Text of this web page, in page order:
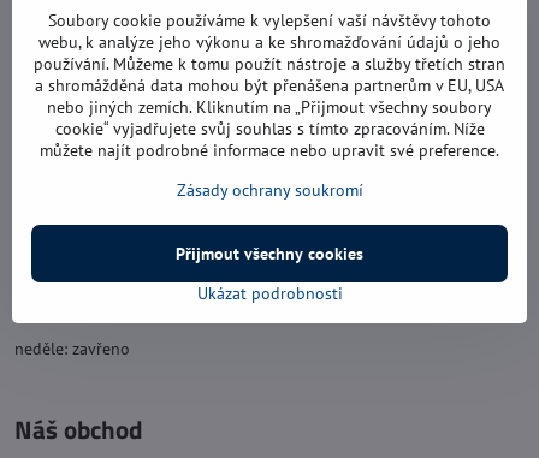
Navštivte nás
Otevírací doba:
pondělí: 8:00 - 16:00
pátek: 8:00 - 16:00
neděle: zavřeno
Náš obchod
Soubory cookie používáme k vylepšení vaší návštěvy tohoto
webu, k analýze jeho výkonu a ke shromažďování údajů o jeho
používání. Můžeme k tomu použít nástroje a služby třetích stran
a shromážděná data mohou být přenášena partnerům v EU, USA
nebo jiných zemích. Kliknutím na „Přijmout všechny soubory
cookie“ vyjadřujete svůj souhlas s tímto zpracováním. Níže
můžete najít podrobné informace nebo upravit své preference.
Zásady ochrany soukromí
Ukázat podrobnosti
Přijmout všechny cookies